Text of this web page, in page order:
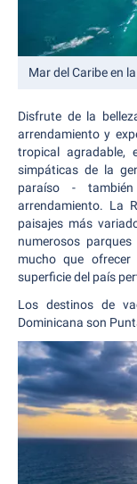
Mar del Caribe en
Disfrute de la
arrendamiento y
tropical agradable,
simpáticas de la
paraíso -
arrendamiento. La
paisajes más
numerosos
mucho que
superficie del país
Los destinos de
Dominicana son